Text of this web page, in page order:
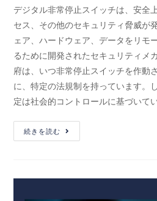
デジタル非常停止スイッチは、安全
セス、その他のセキュリティ脅威が
ェア、ハードウェア、データをリモ
るために開発されたセキュリティメ
府は、いつ非常停止スイッチを作動
に、特定の法規制を持っています。
定は社会的コントロールに基づいて
続きを読む